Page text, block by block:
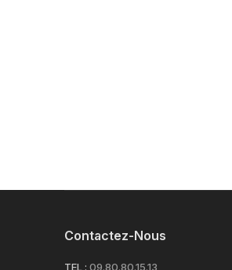
Contactez-Nous
TEL : 09.80.80.15.13